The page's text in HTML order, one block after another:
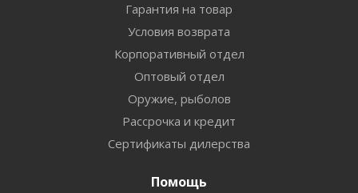
Гарантия на товар
Условия возврата
Корпоративный отдел
Оптовый отдел
Оружие, рыболов
Рассрочка и кредит
Сертификаты дилерства
Помощь